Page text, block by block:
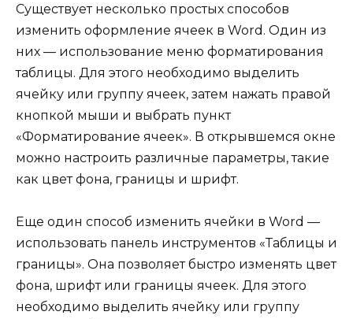
Существует несколько простых способов
изменить оформление ячеек в Word. Один из
них — использование меню форматирования
таблицы. Для этого необходимо выделить
ячейку или группу ячеек, затем нажать правой
кнопкой мыши и выбрать пункт
«Форматирование ячеек». В открывшемся окне
можно настроить различные параметры, такие
как цвет фона, границы и шрифт.
Еще один способ изменить ячейки в Word —
использовать панель инструментов «Таблицы и
границы». Она позволяет быстро изменять цвет
фона, шрифт или границы ячеек. Для этого
необходимо выделить ячейку или группу